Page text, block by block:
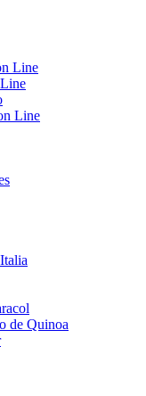
Line
Line
de Quinoa